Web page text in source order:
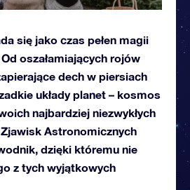
się jako czas pełen magii
oszałamiających rojów
dech w piersiach
układy planet – kosmos
najbardziej niezwykłych
Astronomicznych
dzięki któremu nie
z tych wyjątkowych